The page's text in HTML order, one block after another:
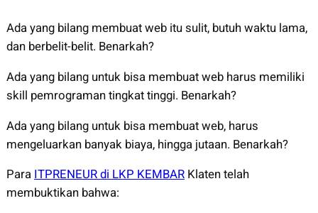
Ada yang bilang membuat web itu sulit, butuh waktu lama,
dan berbelit-belit. Benarkah?
Ada yang bilang untuk bisa membuat web harus memiliki
skill pemrograman tingkat tinggi. Benarkah?
Ada yang bilang untuk bisa membuat web, harus
mengeluarkan banyak biaya, hingga jutaan. Benarkah?
ParaITPRENEUR di LKP KEMBARKlaten telah
membuktikan bahwa: